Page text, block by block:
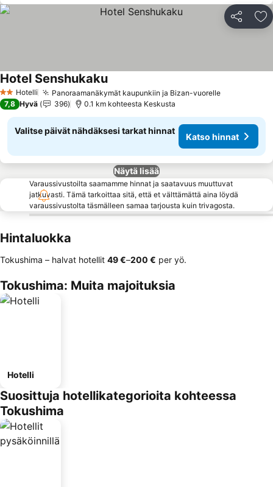
Jaa
2 Tähtiluokitus
Hotelli Panoraamanäkymät kaupunkiin ja Bizan-vuorelle
Hotel Senshukaku
7,8 Hyvä 396 0.1 km kohteesta Keskusta
Valitse päivät nähdäksesi tarkat hinnat
Katso hinnat
Näytä lisää
Varaussivustoilta saamamme hinnat ja saatavuus muuttuvat
jatkuvasti. Tämä tarkoittaa sitä, että et välttämättä aina löydä
varaussivustolta täsmälleen samaa tarjousta kuin trivagosta.
Hintaluokka
Tokushima – halvat hotellit ‎49 €–‎200 € per yö.
Tokushima: Muita majoituksia
Hotelli
Suosittuja hotellikategorioita kohteessa
Tokushima